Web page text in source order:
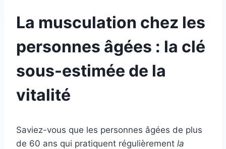
La musculation chez les
personnes âgées : la clé
sous-estimée de la
vitalité
Saviez-vous que les personnes âgées de plus
de 60 ans qui pratiquent régulièrement la